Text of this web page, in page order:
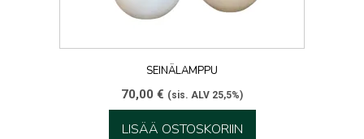
SEINÄLAMPPU
70,00 € (sis. ALV 25,5%)
LISÄÄ OSTOSKORIIN